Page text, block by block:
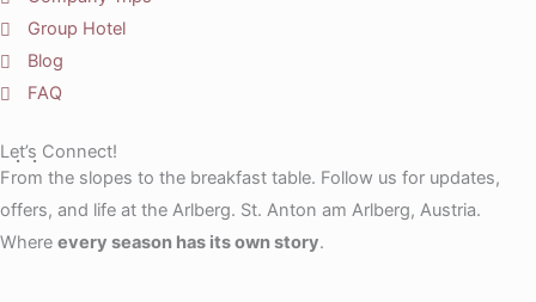
Group Hotel
Blog
FAQ
Let’s Connect!
From the slopes to the breakfast table. Follow us for updates,
offers, and life at the Arlberg. St. Anton am Arlberg, Austria.
Where every season has its own story.